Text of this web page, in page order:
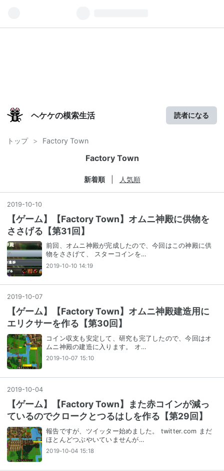
ヘケケの模索生活 読者になる
トップ > Factory Town
Factory Town
新着順 人気順
2019-10-10
【ゲーム】【Factory Town】オムニ神殿に供物を
ささげる【第31回】
前回、オムニ神殿が完成したので、今回はこの神殿に供
物をささげて、 スターコインを…
2019-10-10 14:19
2019-10-07
【ゲーム】【Factory Town】オムニ神殿建造用に
エリクサーを作る【第30回】
コイン収支も安定して、研究も完了したので、今回はオ
ムニ神殿の建造に入ります。 オ…
2019-10-07 15:10
2019-10-04
【ゲーム】【Factory Town】また赤コインが減っ
ているのでクロークとつるはしを作る【第29回】
報告ですが、ツイッター始めました。 twitter.com まだ
ほとんどつぶやいていませんが…
2019-10-04 15:18